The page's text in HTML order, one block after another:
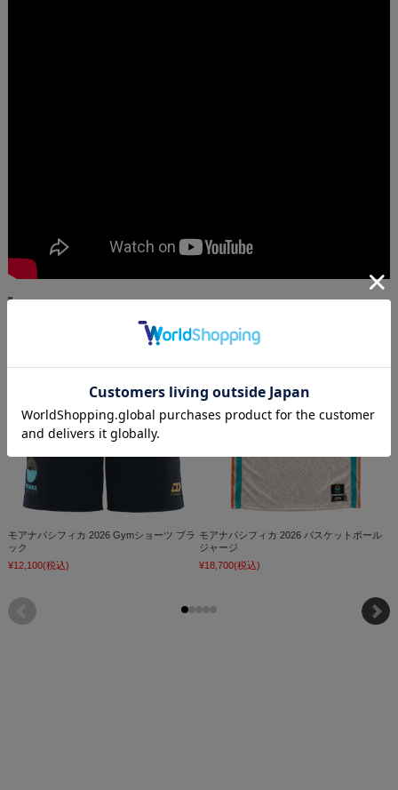
モアナパシフィカ 2026 Gymショーツ ブラ
ック
¥12,100(税込)
モアナパシフィカ 2026 バスケットボール
ジャージ
¥18,700(税込)